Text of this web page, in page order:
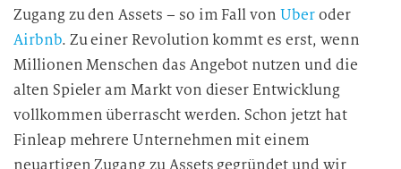
Zugang zu den Assets – so im Fall von Uberoder
Airbnb. Zu einer Revolution kommt es erst, wenn
Millionen Menschen das Angebot nutzen und die
alten Spieler am Markt von dieser Entwicklung
vollkommen überrascht werden. Schon jetzt hat
Finleap mehrere Unternehmen mit einem
neuartigen Zugang zu Assets gegründet und wir